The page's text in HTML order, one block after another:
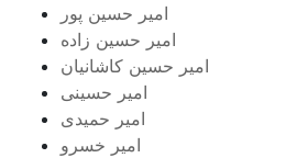
امیر حسین پور
امیر حسین زاده
امیر حسین کاشانیان
امیر حسینی
امیر حمیدی
امیر خسرو